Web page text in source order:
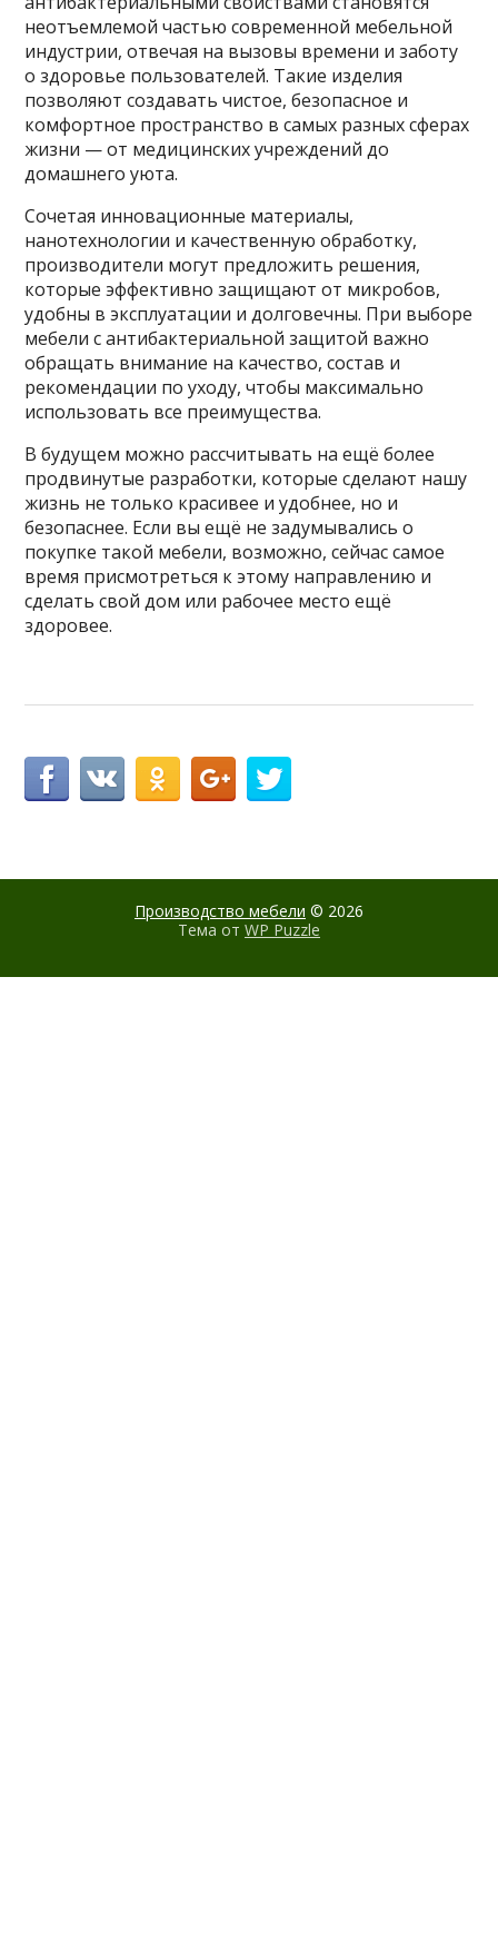
неотъемлемой частью современной мебельной
индустрии, отвечая на вызовы времени и заботу
о здоровье пользователей. Такие изделия
позволяют создавать чистое, безопасное и
комфортное пространство в самых разных сферах
жизни — от медицинских учреждений до
домашнего уюта.
Сочетая инновационные материалы,
нанотехнологии и качественную обработку,
производители могут предложить решения,
которые эффективно защищают от микробов,
удобны в эксплуатации и долговечны. При выборе
мебели с антибактериальной защитой важно
обращать внимание на качество, состав и
рекомендации по уходу, чтобы максимально
использовать все преимущества.
В будущем можно рассчитывать на ещё более
продвинутые разработки, которые сделают нашу
жизнь не только красивее и удобнее, но и
безопаснее. Если вы ещё не задумывались о
покупке такой мебели, возможно, сейчас самое
время присмотреться к этому направлению и
сделать свой дом или рабочее место ещё
здоровее.
Производство мебели © 2026
Тема от WP Puzzle